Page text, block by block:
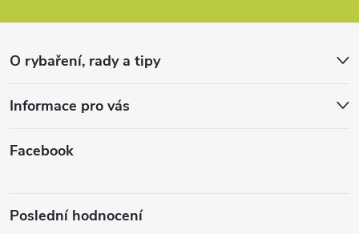
r
v
y
v
p
a
O rybaření, rady a tipy
Informace pro vás
Facebook
Poslední hodnocení